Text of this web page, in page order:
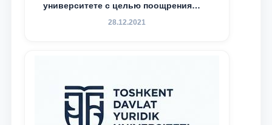
университете с целью поощрения
талантливых, активных и
28.12.2021